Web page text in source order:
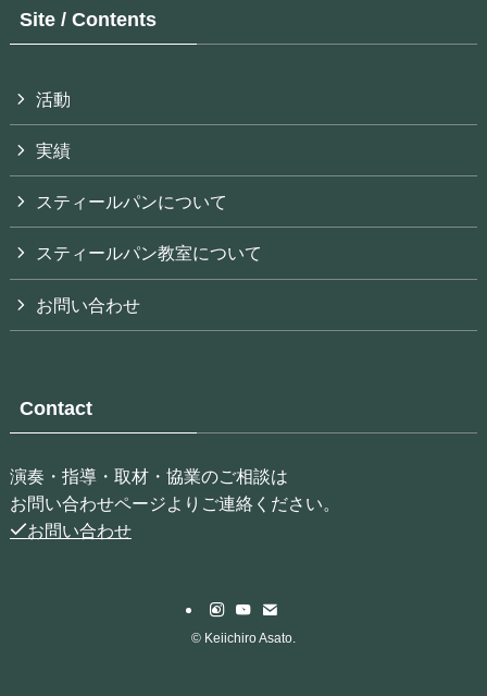
Site / Contents
活動
実績
スティールパンについて
スティールパン教室について
お問い合わせ
Contact
演奏・指導・取材・協業のご相談は
お問い合わせページよりご連絡ください。
お問い合わせ
© Keiichiro Asato.